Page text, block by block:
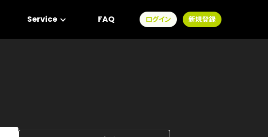
Service FAQ ログイン 新規登録